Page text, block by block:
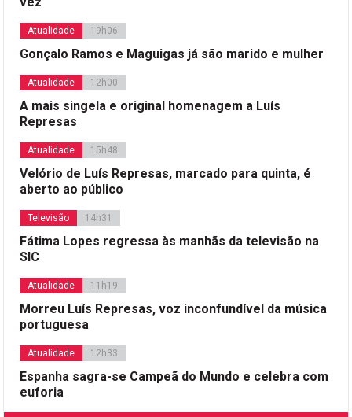
Atualidade 19h06
Gonçalo Ramos e Maguigas já são marido e mulher
Atualidade 12h00
A mais singela e original homenagem a Luís
Represas
Atualidade 15h48
Velório de Luís Represas, marcado para quinta, é
aberto ao público
Televisão 14h31
Fátima Lopes regressa às manhãs da televisão na
SIC
Atualidade 11h19
Morreu Luís Represas, voz inconfundível da música
portuguesa
Atualidade 12h33
Espanha sagra-se Campeã do Mundo e celebra com
euforia